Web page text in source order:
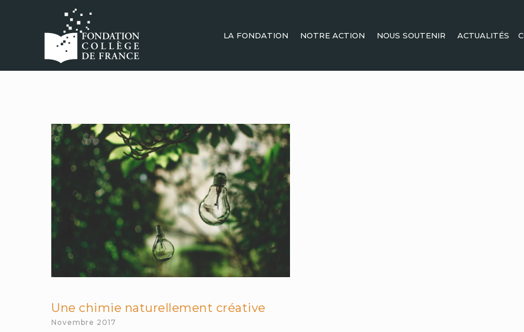
LA FONDATION NOTRE ACTION NOUS SOUTENIR ACTUALITÉS
Une chimie naturellement créative
Novembre 2017